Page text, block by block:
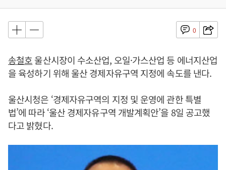
0
송철호울산시장이 수소산업, 오일·가스산업 등 에너지산업
을 육성하기 위해 울산 경제자유구역 지정에 속도를 낸다.
울산시청은 ‘경제자유구역의 지정 및 운영에 관한 특별
법’에 따라 ‘울산 경제자유구역 개발계획안’을 8일 공고했
다고 밝혔다.